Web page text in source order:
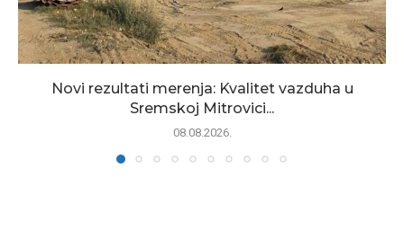
Novi rezultati merenja: Kvalitet vazduha u
Sremskoj Mitrovici...
08.08.2026.